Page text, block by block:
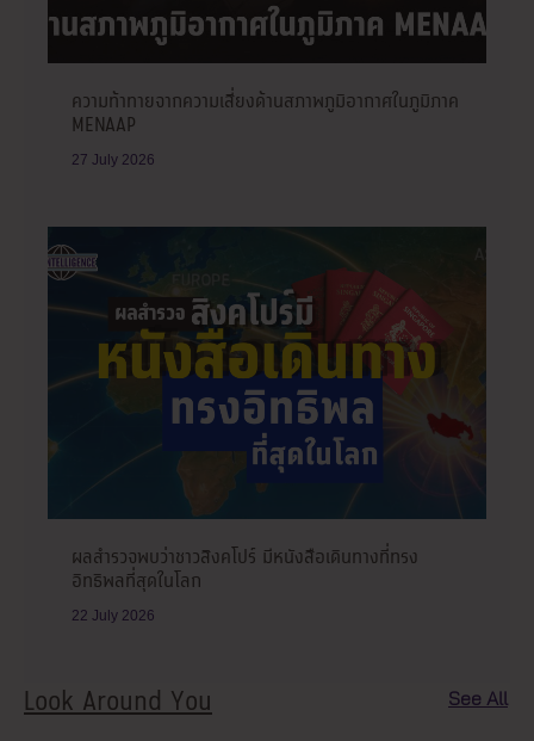
ความท้าทายจากความเสี่ยงด้านสภาพภูมิอากาศในภูมิภาค
MENAAP
27 July 2026
ผลสำรวจพบว่าชาวสิงคโปร์ มีหนังสือเดินทางที่ทรง
อิทธิพลที่สุดในโลก
22 July 2026
Look Around You See All